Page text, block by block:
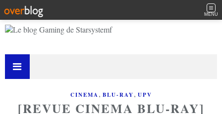
MENU
CINEMA, BLU-RAY, UPV
[REVUE CINEMA BLU-RAY]